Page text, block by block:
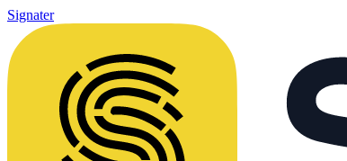
Signater